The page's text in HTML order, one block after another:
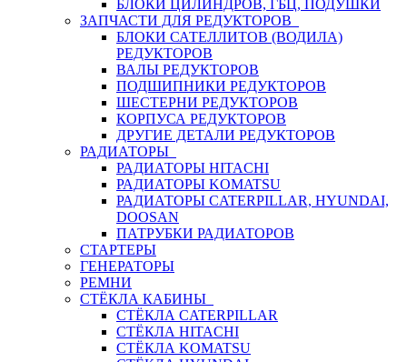
БЛОКИ ЦИЛИНДРОВ, ГБЦ, ПОДУШКИ
ЗАПЧАСТИ ДЛЯ РЕДУКТОРОВ
БЛОКИ САТЕЛЛИТОВ (ВОДИЛА)
РЕДУКТОРОВ
ВАЛЫ РЕДУКТОРОВ
ПОДШИПНИКИ РЕДУКТОРОВ
ШЕСТЕРНИ РЕДУКТОРОВ
КОРПУСА РЕДУКТОРОВ
ДРУГИЕ ДЕТАЛИ РЕДУКТОРОВ
РАДИАТОРЫ
РАДИАТОРЫ HITACHI
РАДИАТОРЫ KOMATSU
РАДИАТОРЫ CATERPILLAR, HYUNDAI,
DOOSAN
ПАТРУБКИ РАДИАТОРОВ
СТАРТЕРЫ
ГЕНЕРАТОРЫ
РЕМНИ
СТЁКЛА КАБИНЫ
СТЁКЛА CATERPILLAR
СТЁКЛА HITACHI
СТЁКЛА KOMATSU